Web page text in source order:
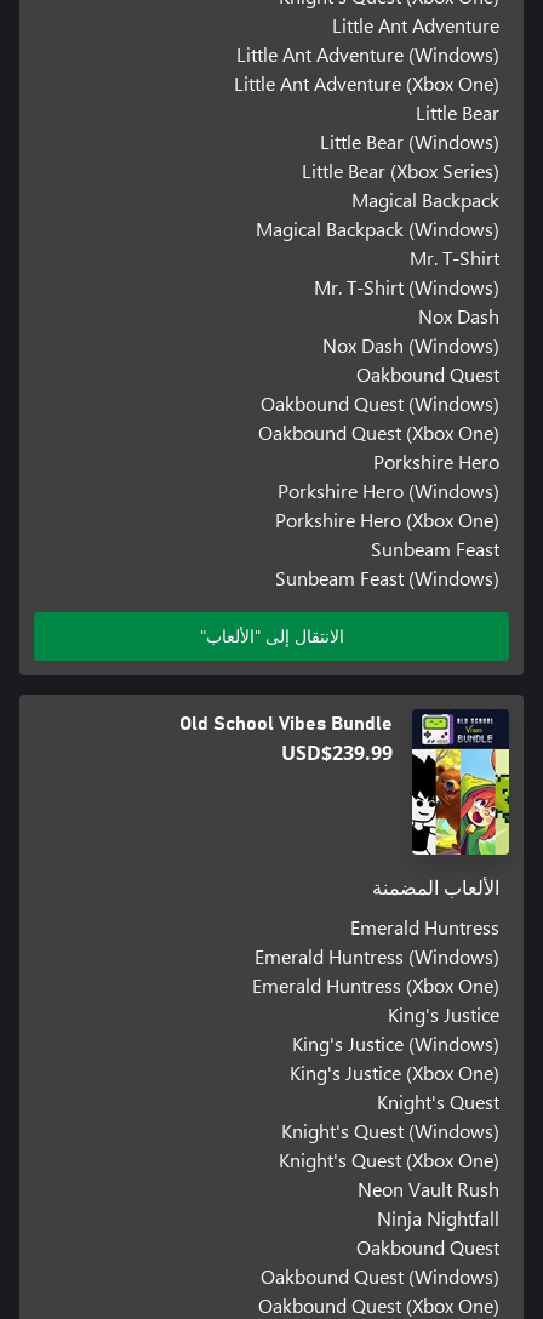
Little Ant Adventure
Little Ant Adventure (Windows)
Little Ant Adventure (Xbox One)
Little Bear
Little Bear (Windows)
Little Bear (Xbox Series)
Magical Backpack
Magical Backpack (Windows)
Mr. T-Shirt
Mr. T-Shirt (Windows)
Nox Dash
Nox Dash (Windows)
Oakbound Quest
Oakbound Quest (Windows)
Oakbound Quest (Xbox One)
Porkshire Hero
Porkshire Hero (Windows)
Porkshire Hero (Xbox One)
Sunbeam Feast
Sunbeam Feast (Windows)
الانتقال إلى "الألعاب"
Old School Vibes Bundle
USD$239.99
الألعاب المضمنة
Emerald Huntress
Emerald Huntress (Windows)
Emerald Huntress (Xbox One)
King's Justice
King's Justice (Windows)
King's Justice (Xbox One)
Knight's Quest
Knight's Quest (Windows)
Knight's Quest (Xbox One)
Neon Vault Rush
Ninja Nightfall
Oakbound Quest
Oakbound Quest (Windows)
Oakbound Quest (Xbox One)